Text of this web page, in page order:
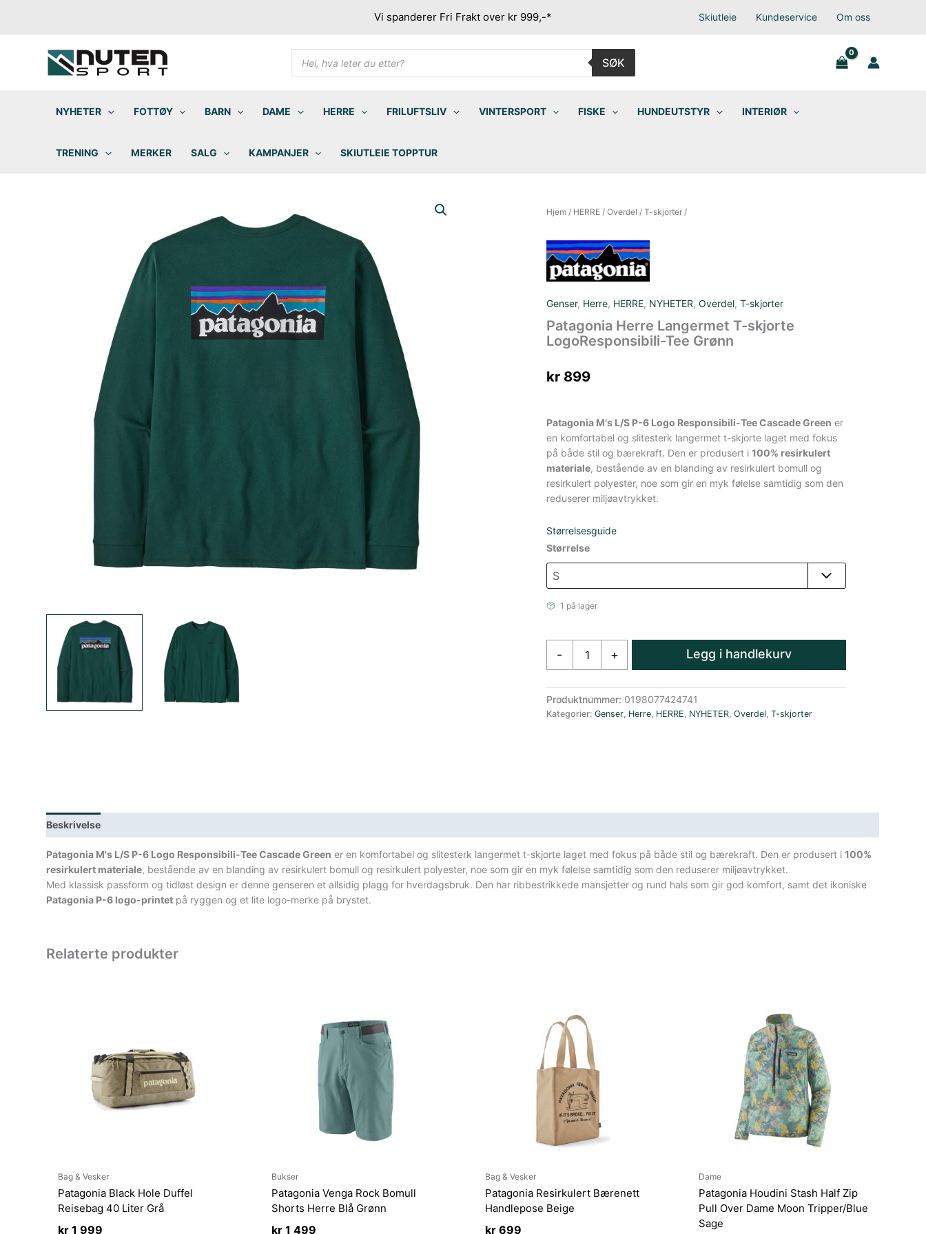
Vi spanderer Fri Frakt over kr 999,-* Skiutleie Kundeservice Om oss
Products
search
SØK
NYHETER FOTTØY BARN DAME HERRE FRILUFTSLIV VINTERSPORT FISKE HUNDEUTSTYR INTERIØR
TRENING MERKER SALG KAMPANJER SKIUTLEIE TOPPTUR
Hjem/ HERRE/ Overdel / T-skjorter/
Genser, Herre, HERRE, NYHETER, Overdel, T-skjorter
Patagonia Herre Langermet T-skjorte
LogoResponsibili-Tee Grønn
kr899
Patagonia M's L/S P-6 Logo Responsibili-Tee Cascade Green er
en komfortabel og slitesterk langermet t-skjorte laget med fokus
på både stil og bærekraft. Den er produsert i 100% resirkulert
materiale, bestående av en blanding av resirkulert bomull og
resirkulert polyester, noe som gir en myk følelse samtidig som den
reduserer miljøavtrykket.
Størrelsesguide
Størrelse
1 på lager
-
T-
skjorte
LogoResponsibili-
+ Legg i handlekurv
Produktnummer: 0198077424741
Kategorier: Genser, Herre, HERRE, NYHETER, Overdel, T-skjorter
Beskrivelse
Patagonia M's L/S P-6 Logo Responsibili-Tee Cascade Green er en komfortabel og slitesterk langermet t-skjorte laget med fokus på både stil og bærekraft. Den er produsert i100%
resirkulert materiale, bestående av en blanding av resirkulert bomull og resirkulert polyester, noe som gir en myk følelse samtidig som den reduserer miljøavtrykket.
Med klassisk passform og tidløst design er denne genseren et allsidig plagg for hverdagsbruk. Den har ribbestrikkede mansjetter og rund hals som gir god komfort, samt det ikoniske
Patagonia P-6 logo-printet på ryggen og et lite logo-merke på brystet.
Relaterte produkter
Bag & Vesker
Patagonia Black Hole Duffel
Reisebag 40 Liter Grå
kr 1 999
Bukser
Patagonia Venga Rock Bomull
Shorts Herre Blå Grønn
kr1 499
Bag & Vesker
Patagonia Resirkulert Bærenett
Handlepose Beige
kr699
Dame
Patagonia Houdini Stash Half Zip
Pull Over Dame Moon Tripper/Blue
Sage